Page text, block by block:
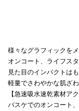
様々なグラフィックを
オンコート、ライフス
見た目のインパクトは
軽量でさわやかな肌ざ
【急速吸水速乾素材ア
バスケでのオンコート